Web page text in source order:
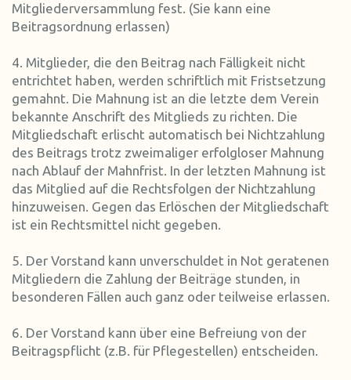
Mitgliederversammlung fest. (Sie kann eine
Beitragsordnung erlassen)
4. Mitglieder, die den Beitrag nach Fälligkeit nicht
entrichtet haben, werden schriftlich mit Fristsetzung
gemahnt. Die Mahnung ist an die letzte dem Verein
bekannte Anschrift des Mitglieds zu richten. Die
Mitgliedschaft erlischt automatisch bei Nichtzahlung
des Beitrags trotz zweimaliger erfolgloser Mahnung
nach Ablauf der Mahnfrist. In der letzten Mahnung ist
das Mitglied auf die Rechtsfolgen der Nichtzahlung
hinzuweisen. Gegen das Erlöschen der Mitgliedschaft
ist ein Rechtsmittel nicht gegeben.
5. Der Vorstand kann unverschuldet in Not geratenen
Mitgliedern die Zahlung der Beiträge stunden, in
besonderen Fällen auch ganz oder teilweise erlassen.
6. Der Vorstand kann über eine Befreiung von der
Beitragspflicht (z.B. für Pflegestellen) entscheiden.